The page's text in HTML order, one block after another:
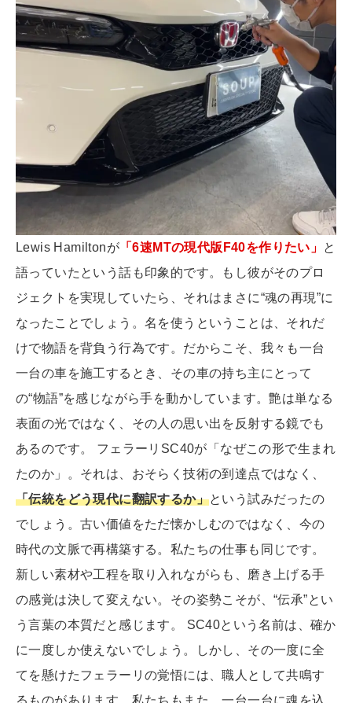
Lewis Hamiltonが 「6速MTの現代版F40を作りたい」 と
語っていたという話も印象的です。もし彼がそのプロ
ジェクトを実現していたら、それはまさに“魂の再現”に
なったことでしょう。名を使うということは、それだ
けで物語を背負う行為です。だからこそ、我々も一台
一台の車を施工するとき、その車の持ち主にとって
の“物語”を感じながら手を動かしています。艶は単なる
表面の光ではなく、その人の思い出を反射する鏡でも
あるのです。 フェラーリSC40が「なぜこの形で生まれ
たのか」。それは、おそらく技術の到達点ではなく、
「伝統をどう現代に翻訳するか」という試みだったの
でしょう。古い価値をただ懐かしむのではなく、今の
時代の文脈で再構築する。私たちの仕事も同じです。
新しい素材や工程を取り入れながらも、磨き上げる手
の感覚は決して変えない。その姿勢こそが、“伝承”とい
う言葉の本質だと感じます。 SC40という名前は、確か
に一度しか使えないでしょう。しかし、その一度に全
てを懸けたフェラーリの覚悟には、職人として共鳴す
るものがあります。私たちもまた、一台一台に魂を込